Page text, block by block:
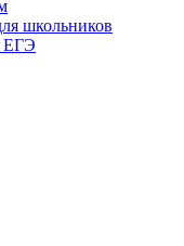
школьников
ЕГЭ